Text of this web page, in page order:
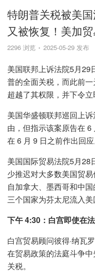
特朗普关税被美
又被恢复！美加
2296 浏览 2025-05-29 发布
美国联邦上诉法院5月29
普的全面关税，而此前
超越了其权限，并下令立
美国华盛顿联邦巡回上
由，但指示该案原告在
在 6 月 9 日之前作出回应
美国国际贸易法院5月28
少推迟对大多数美国贸
自加拿大、墨西哥和中
三个国家为芬太尼流入美
下午 4:30：白宫即使在
白宫贸易顾问彼得·纳瓦
在贸易政策的法庭斗争
关税。